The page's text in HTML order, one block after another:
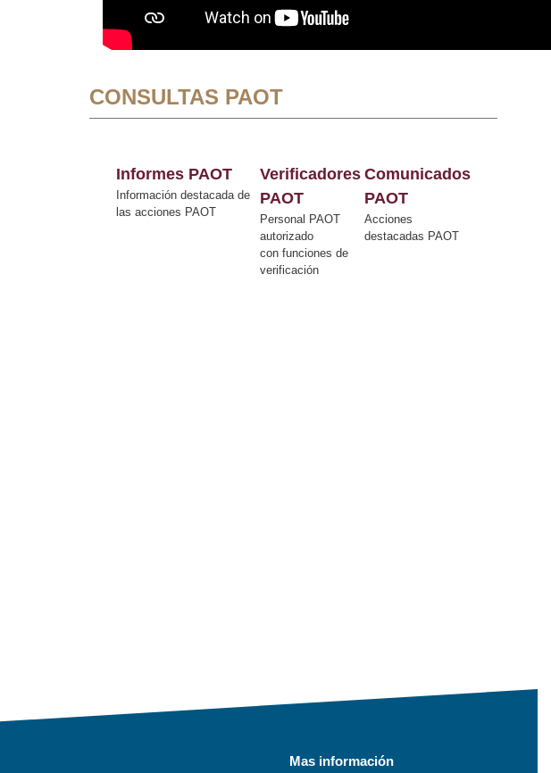
CONSULTAS PAOT
Informes PAOT
Información destacada de
las acciones PAOT
Verificadores
PAOT
Personal PAOT
autorizado
con funciones de
verificación
Comunicados
PAOT
Acciones
destacadas PAOT
Mas información